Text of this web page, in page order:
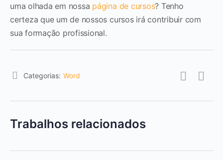
uma olhada em nossa página de cursos? Tenho
certeza que um de nossos cursos irá contribuir com
sua formação profissional.
Categorias: Word
Trabalhos relacionados